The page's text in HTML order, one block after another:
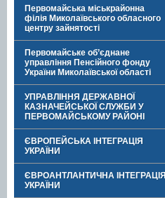
Первомайська міськрайонна
філія Миколаївського обласного
центру зайнятості
Первомайське об’єднане
управління Пенсійного фонду
України Миколаївської області
УПРАВЛІННЯ ДЕРЖАВНОЇ
КАЗНАЧЕЙСЬКОЇ СЛУЖБИ У
ПЕРВОМАЙСЬКОМУ РАЙОНІ
ЄВРОПЕЙСЬКА ІНТЕГРАЦІЯ
УКРАЇНИ
ЄВРОАНТЛАНТИЧНА ІНТЕГРАЦІЯ
УКРАЇНИ